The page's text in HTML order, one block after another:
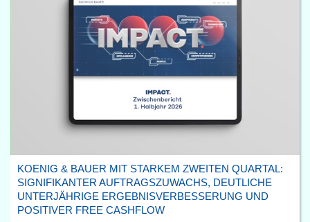
KOENIG & BAUER MIT STARKEM ZWEITEN QUARTAL:
SIGNIFIKANTER AUFTRAGSZUWACHS, DEUTLICHE
UNTERJÄHRIGE ERGEBNISVERBESSERUNG UND
POSITIVER FREE CASHFLOW